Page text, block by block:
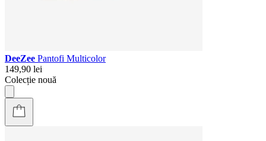
DeeZee Pantofi Multicolor
149,90 lei
Colecție nouă